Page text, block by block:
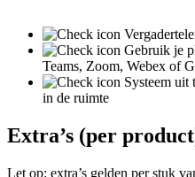
Gebruik je
Teams, Zoom, Webex of
Systeem uit
in de ruimte
Extra’s (per
Let op: extra’s gelden per stuk